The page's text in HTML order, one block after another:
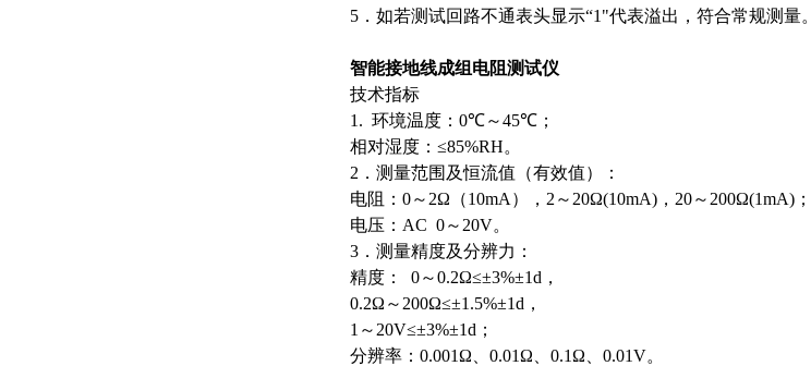
5 ．如若测试回路不通表头显示“1"代表溢出，符合常规测量。
智能接地线成组电阻测试仪
技术指标
1. 环境温度： 0℃～45℃ ；
相对湿度： ≤85%RH。
2 ．测量范围及恒流值（有效值）：
电阻： 0～ 2Ω （10mA ）， 2 ～ 20Ω(10mA) ， 20～ 200Ω(1mA) ；
电压： AC 0～ 20V。
3 ．测量精度及分辨力：
精度：
0～0.2Ω≤±3%±1d ，
0.2Ω ～ 200Ω≤±1.5%±1d ，
1 ～ 20V≤±3%±1d ；
分辨率： 0.001Ω 0.01Ω 0.1Ω 0.01V。